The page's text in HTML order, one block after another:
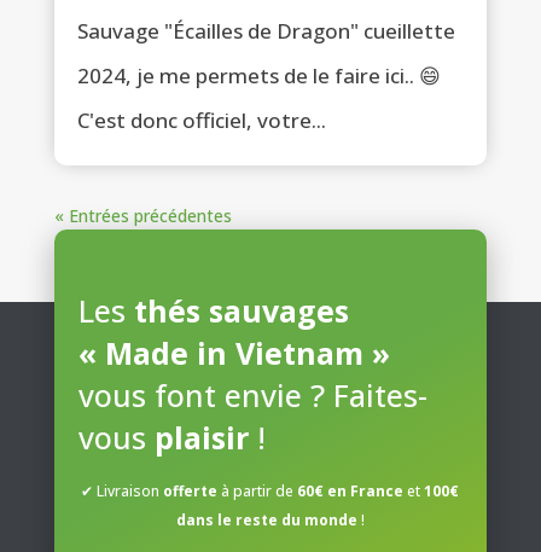
Sauvage "Écailles de Dragon" cueillette
2024, je me permets de le faire ici.. 😄
C'est donc officiel, votre...
« Entrées précédentes
Les thés sauvages
« Made in Vietnam »
vous font envie ? Faites-
vous plaisir!
✔ Livraison offerte à partir de 60€ en France et100€
dans le reste du monde !